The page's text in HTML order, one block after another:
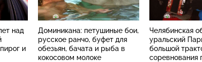
над
и
Доминикана: петушиные бои,
русское ранчо, буфет для
обезьян, бачата и рыба в
кокосовом молоке
Челябинская
уральский
большой
соревнования